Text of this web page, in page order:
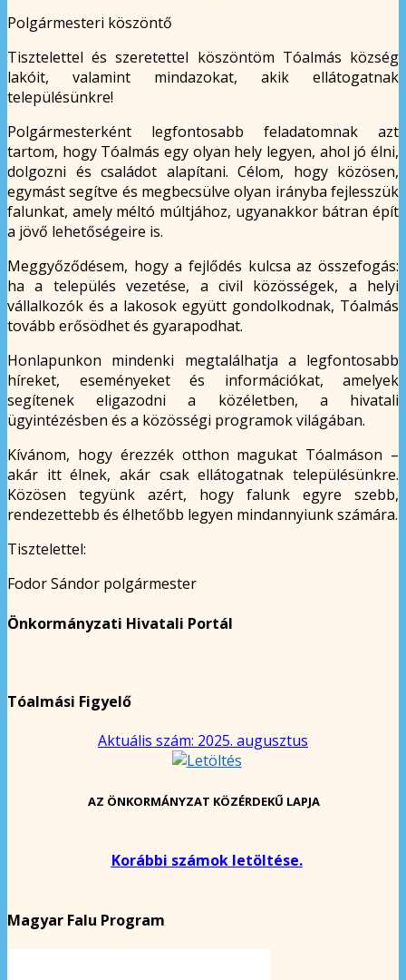
Polgármesteri köszöntő
Tisztelettel és szeretettel köszöntöm Tóalmás község
lakóit, valamint mindazokat, akik ellátogatnak
településünkre!
Polgármesterként legfontosabb feladatomnak azt
tartom, hogy Tóalmás egy olyan hely legyen, ahol jó élni,
dolgozni és családot alapítani. Célom, hogy közösen,
egymást segítve és megbecsülve olyan irányba fejlesszük
falunkat, amely méltó múltjához, ugyanakkor bátran épít
a jövő lehetőségeire is.
Meggyőződésem, hogy a fejlődés kulcsa az összefogás:
ha a település vezetése, a civil közösségek, a helyi
vállalkozók és a lakosok együtt gondolkodnak, Tóalmás
tovább erősödhet és gyarapodhat.
Honlapunkon mindenki megtalálhatja a legfontosabb
híreket, eseményeket és információkat, amelyek
segítenek eligazodni a közéletben, a hivatali
ügyintézésben és a közösségi programok világában.
Kívánom, hogy érezzék otthon magukat Tóalmáson –
akár itt élnek, akár csak ellátogatnak településünkre.
Közösen tegyünk azért, hogy falunk egyre szebb,
rendezettebb és élhetőbb legyen mindannyiunk számára.
Tisztelettel:
Fodor Sándor polgármester
Önkormányzati Hivatali Portál
Tóalmási Figyelő
Aktuális szám: 2025. augusztus
AZ ÖNKORMÁNYZAT KÖZÉRDEKŰ LAPJA
Korábbi számok letöltése.
Magyar Falu Program